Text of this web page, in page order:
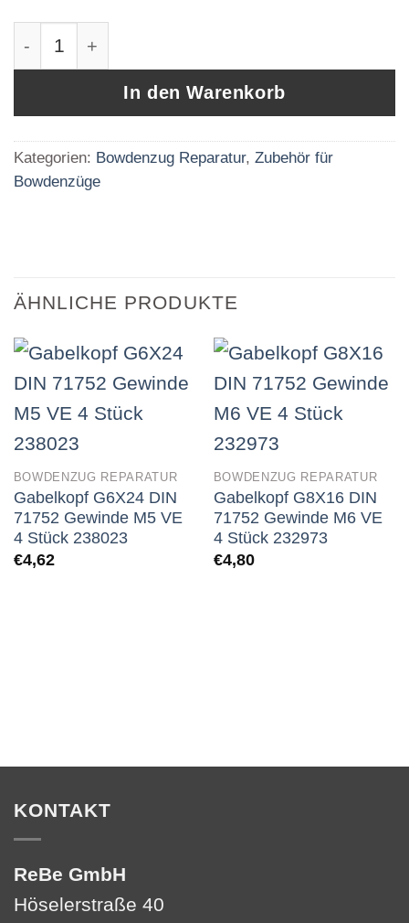
In den Warenkorb
Kategorien: Bowdenzug Reparatur, Zubehör für
Bowdenzüge
ÄHNLICHE PRODUKTE
BOWDENZUG REPARATUR
Gabelkopf G6X24 DIN
71752 Gewinde M5 VE
4 Stück 238023
€4,62
BOWDENZUG REPARATUR
Gabelkopf G8X16 DIN
71752 Gewinde M6 VE
4 Stück 232973
€4,80
KONTAKT
ReBe GmbH
Höselerstraße 40